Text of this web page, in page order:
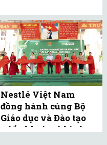
Nestlé Việt Nam
đồng hành cùng Bộ
Giáo dục và Đào tạo
triển khai mô hình